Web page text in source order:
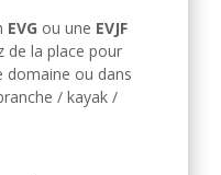
EVG ou une EVJF
de la place pour
domaine ou dans
/ kayak /